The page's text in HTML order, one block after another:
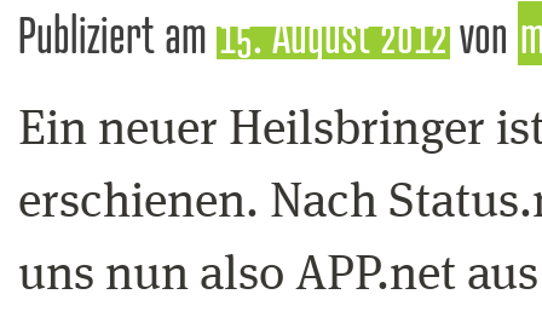
Publiziert am 15. August 2012von
Ein neuer Heilsbringer
erschienen. Nach
uns nun also APP.net